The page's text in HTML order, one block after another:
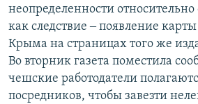
неопределенности
как следствие ‒ появление
Крыма на страницах того же
Во вторник газета поместила
чешские работодатели
посредников, чтобы завезти